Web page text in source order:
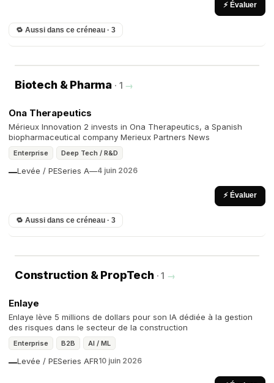
⚡ Évaluer
🔁 Aussi dans ce créneau · 3
Biotech & Pharma · 1 →
Ona Therapeutics
Mérieux Innovation 2 invests in Ona Therapeutics, a Spanish
biopharmaceutical company Merieux Partners News
Enterprise Deep Tech / R&D
Levée / PE
— Series A—4 juin 2026
⚡ Évaluer
🔁 Aussi dans ce créneau · 3
Construction & PropTech · 1 →
Enlaye
Enlaye lève 5 millions de dollars pour son IA dédiée à la gestion
des risques dans le secteur de la construction
Enterprise B2B AI / ML
Levée / PE
— Series AFR10 juin 2026